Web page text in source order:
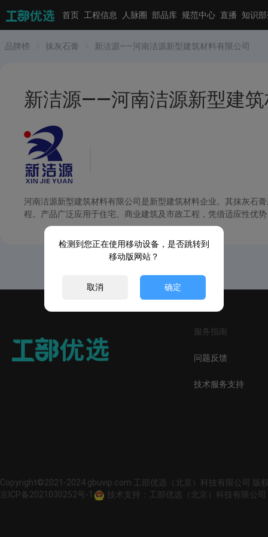
首页 工程信息 人脉圈 部品库 规范中心 直播 知识
品牌榜 抹灰石膏 新洁源——河南洁源新型建筑材料有限公司
新洁源——河南洁源新型建
河南洁源新型建筑材料有限公司是新型建筑材料企业。其抹灰石
程。产品广泛应用于住宅、商业建筑及市政工程，凭借适应性优
服务指南
问题反馈
技术服务支持
Copyright©2021-2024 gbuvip.com 工部优选（北京）科技有限公司 版
京ICP备2021030252号-1
技术支持：工部优选（北京）科技有限公司
检测到您正在使用移动设备，是否跳转到
移动版网站？
取消 确定